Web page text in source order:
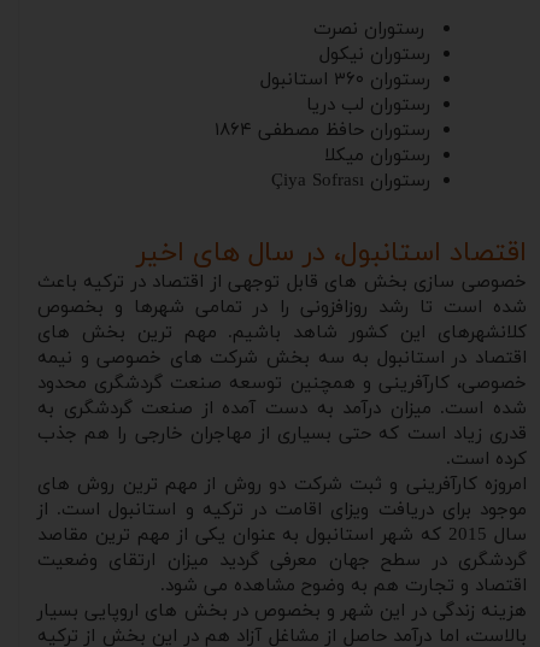
رستوران نصرت
رستوران نیکول
رستوران ۳۶۰ استانبول
رستوران لب دریا
رستوران حافظ مصطفی ۱۸۶۴
رستوران میکلا
رستوران Çiya Sofrası
اقتصاد استانبول، در سال های اخیر
خصوصی سازی بخش های قابل توجهی از اقتصاد در ترکیه باعث
شده است تا رشد روزافزونی را در تمامی شهرها و بخصوص
کلانشهرهای این کشور شاهد باشیم. مهم ترین بخش های
اقتصاد در استانبول به سه بخش شرکت های خصوصی و نیمه
خصوصی، کارآفرینی و همچنین توسعه صنعت گردشگری محدود
شده است. میزان درآمد به دست آمده از صنعت گردشگری به
قدری زیاد است که حتی بسیاری از مهاجران خارجی را هم جذب
کرده است.
امروزه کارآفرینی و ثبت شرکت دو روش از مهم ترین روش های
موجود برای دریافت ویزای اقامت در ترکیه و استانبول است. از
سال 2015 که شهر استانبول به عنوان یکی از مهم ترین مقاصد
گردشگری در سطح جهان معرفی گردید میزان ارتقای وضعیت
اقتصاد و تجارت هم به وضوح مشاهده می شود.
هزینه زندگی در این شهر و بخصوص در بخش های اروپایی بسیار
بالاست، اما درآمد حاصل از مشاغل آزاد هم در این بخش از ترکیه